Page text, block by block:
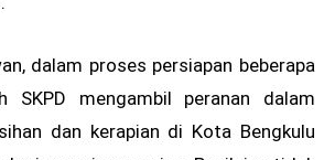
dalam proses persiapan beberapa
SKPD mengambil peranan dalam
dan kerapian di Kota Bengkulu